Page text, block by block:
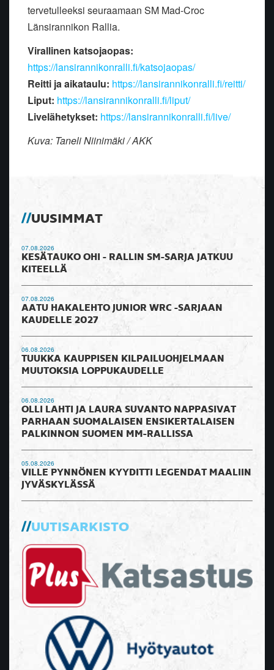
tervetulleeksi seuraamaan SM Mad-Croc
Länsirannikon Rallia.
Virallinen katsojaopas:
https://lansirannikonralli.fi/katsojaopas/
Reitti ja aikataulu: https://lansirannikonralli.fi/reitti/
Liput: https://lansirannikonralli.fi/liput/
Livelähetykset: https://lansirannikonralli.fi/live/
Kuva: Taneli Niinimäki / AKK
UUSIMMAT
07.08.2026
KESÄTAUKO OHI - RALLIN SM-SARJA JATKUU
KITEELLÄ
07.08.2026
AATU HAKALEHTO JUNIOR WRC -SARJAAN
KAUDELLE 2027
06.08.2026
TUUKKA KAUPPISEN KILPAILUOHJELMAAN
MUUTOKSIA LOPPUKAUDELLE
06.08.2026
OLLI LAHTI JA LAURA SUVANTO NAPPASIVAT
PARHAAN SUOMALAISEN ENSIKERTALAISEN
PALKINNON SUOMEN MM-RALLISSA
05.08.2026
VILLE PYNNÖNEN KYYDITTI LEGENDAT MAALIIN
JYVÄSKYLÄSSÄ
UUTISARKISTO